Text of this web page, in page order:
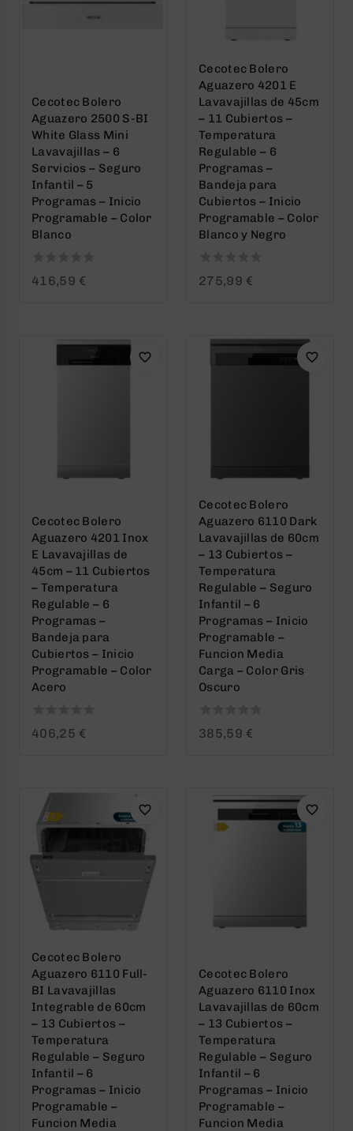
Cecotec Bolero
Aguazero 2500 S-BI
White Glass Mini
Lavavajillas – 6
Servicios – Seguro
Infantil – 5
Programas – Inicio
Programable – Color
Blanco
0
416,59 €
Cecotec Bolero
Aguazero 4201 E
Lavavajillas de 45cm
– 11 Cubiertos –
Temperatura
Regulable – 6
Programas –
Bandeja para
Cubiertos – Inicio
Programable – Color
Blanco y Negro
0
275,99 €
Cecotec Bolero
Aguazero 4201 Inox
E Lavavajillas de
45cm – 11 Cubiertos
– Temperatura
Regulable – 6
Programas –
Bandeja para
Cubiertos – Inicio
Programable – Color
Acero
0
406,25 €
Cecotec Bolero
Aguazero 6110 Dark
Lavavajillas de 60cm
– 13 Cubiertos –
Temperatura
Regulable – Seguro
Infantil – 6
Programas – Inicio
Programable –
Funcion Media
Carga – Color Gris
Oscuro
0
385,59 €
Cecotec Bolero
Aguazero 6110 Full-
BI Lavavajillas
Integrable de 60cm
– 13 Cubiertos –
Temperatura
Regulable – Seguro
Infantil – 6
Programas – Inicio
Programable –
Funcion Media
Cecotec Bolero
Aguazero 6110 Inox
Lavavajillas de 60cm
– 13 Cubiertos –
Temperatura
Regulable – Seguro
Infantil – 6
Programas – Inicio
Programable –
Funcion Media